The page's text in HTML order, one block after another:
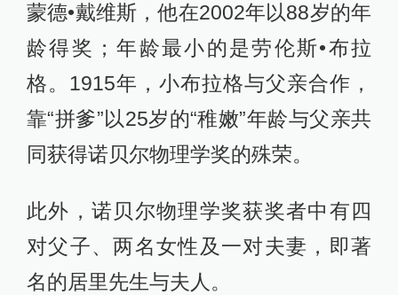
蒙德•戴维斯，他在2002年以88岁的年
龄得奖；年龄最小的是劳伦斯•布拉
格。1915年，小布拉格与父亲合作，
靠“拼爹”以25岁的“稚嫩”年龄与父亲共
同获得诺贝尔物理学奖的殊荣。
此外，诺贝尔物理学奖获奖者中有四
对父子、两名女性及一对夫妻，即著
名的居里先生与夫人。